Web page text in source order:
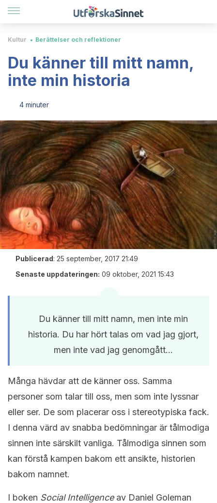
Kultur Berättelser och reflektioner
Du känner till mitt namn,
inte min historia
4 minuter
Publicerad: 25 september, 2017 21:49
Senaste uppdateringen: 09 oktober, 2021 15:43
Du känner till mitt namn, men inte min
historia. Du har hört talas om vad jag gjort,
men inte vad jag genomgått…
Många hävdar att de känner oss. Samma
personer som talar till oss, men som inte lyssnar
eller ser. De som placerar oss i stereotypiska fack.
I denna värd av snabba bedömningar är tålmodiga
sinnen inte särskilt vanliga. Tålmodiga sinnen som
kan förstå kampen bakom ett ansikte, historien
bakom namnet.
I boken Social Intelligenceav Daniel Goleman